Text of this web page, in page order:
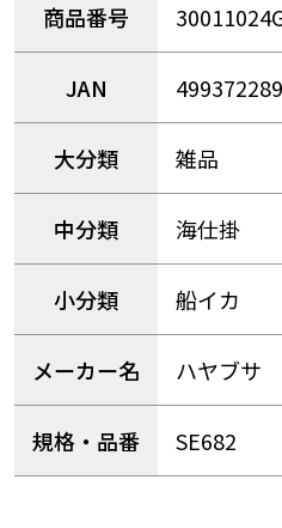
商品番号
JAN
大分類 雑品
中分類 海仕掛
小分類 船イカ
メーカー名 ハヤブサ
規格・品番 SE682